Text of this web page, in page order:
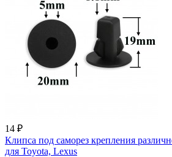
14 ₽
Клипса под саморез крепления
для Toyota, Lexus